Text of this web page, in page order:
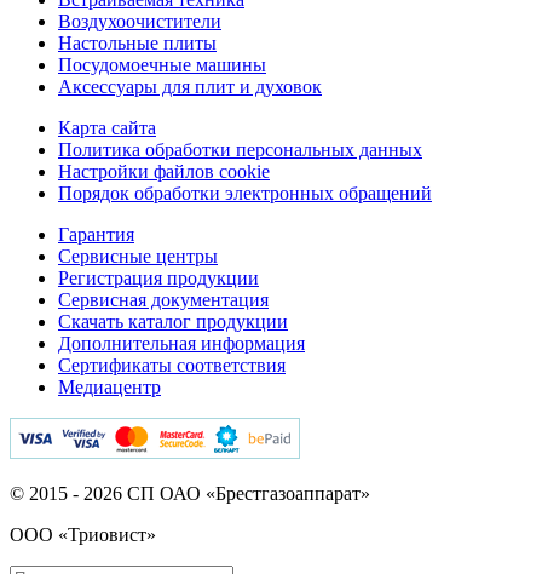
Воздухоочистители
Настольные плиты
Посудомоечные машины
Аксессуары для плит и духовок
Карта сайта
Политика обработки персональных данных
Настройки файлов cookie
Порядок обработки электронных обращений
Гарантия
Сервисные центры
Регистрация продукции
Сервисная документация
Скачать каталог продукции
Дополнительная информация
Сертификаты соответствия
Медиацентр
© 2015 - 2026 СП ОАО «Брестгазоаппарат»
ООО «Триовист»